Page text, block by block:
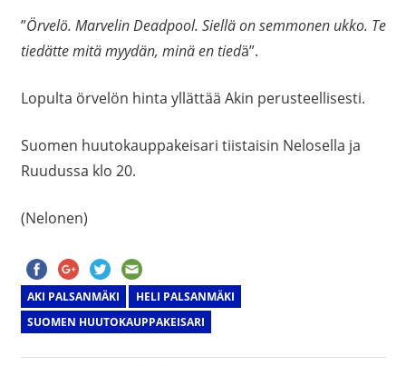
”Örvelö. Marvelin Deadpool. Siellä on semmonen ukko. Te
tiedätte mitä myydän, minä en tiedä”.
Lopulta örvelön hinta yllättää Akin perusteellisesti.
Suomen huutokauppakeisari tiistaisin Nelosella ja
Ruudussa klo 20.
(Nelonen)
AKI PALSANMÄKI
HELI PALSANMÄKI
SUOMEN HUUTOKAUPPAKEISARI